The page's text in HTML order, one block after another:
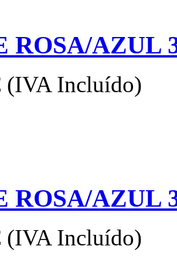
ROSA/AZUL
(IVA Incluído)
ROSA/AZUL
(IVA Incluído)